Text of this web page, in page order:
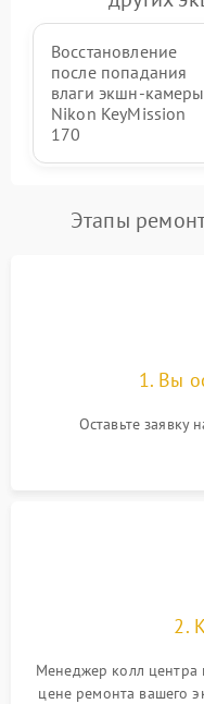
Повреждение системы
защиты от перегрузок
Неисправность системы
защиты от перегрева
Восстановление
после попадания
влаги экшн-камеры
Nikon KeyMission
170
Этапы
1. Вы
Оставьте
2.
Менеджер колл центра
цене ремонта вашего